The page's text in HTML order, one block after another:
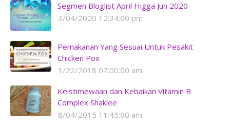
Segmen Bloglist April Higga Jun 2020
3/04/2020 12:34:00 pm
Pemakanan Yang Sesuai Untuk Pesakit
Chicken Pox
1/22/2018 07:00:00 am
Keistimewaan dan Kebaikan Vitamin B
Complex Shaklee
8/04/2015 11:45:00 am